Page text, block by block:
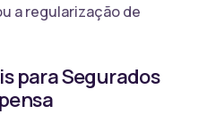
a regularização de
para Segurados